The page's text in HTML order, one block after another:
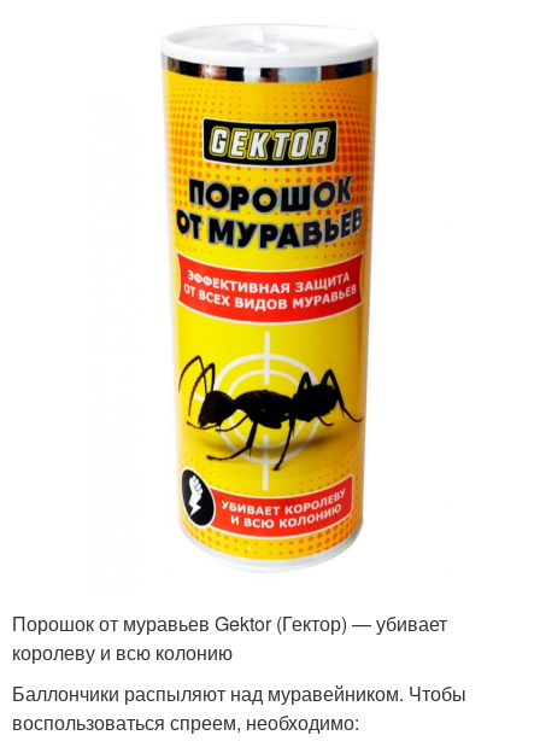
Порошок от муравьев Gektor (Гектор) — убивает
королеву и всю колонию
Баллончики распыляют над муравейником. Чтобы
воспользоваться спреем, необходимо: